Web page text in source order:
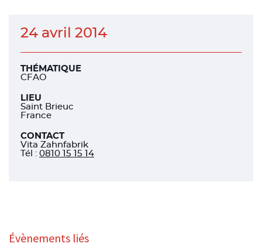
24 avril 2014
THÉMATIQUE
CFAO
LIEU
Saint Brieuc
France
CONTACT
Vita Zahnfabrik
Tél : 0810 15 15 14
Évènements liés